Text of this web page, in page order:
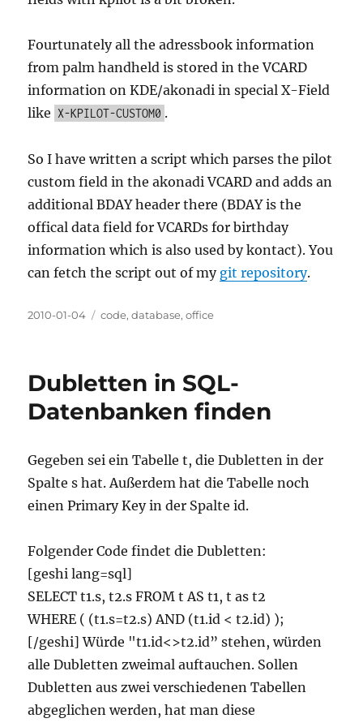
Fourtunately all the adressbook information
from palm handheld is stored in the VCARD
information on KDE/akonadi in special X-Field
like X-KPILOT-CUSTOM0 .
So I have written a script which parses the pilot
custom field in the akonadi VCARD and adds an
additional BDAY header there (BDAY is the
offical data field for VCARDs for birthday
information which is also used by kontact). You
can fetch the script out of my git repository.
Posted
2010-01-04 Categories
code,database,office
Dubletten in SQL-
Datenbanken finden
Gegeben sei ein Tabelle t, die Dubletten in der
Spalte s hat. Außerdem hat die Tabelle noch
einen Primary Key in der Spalte id.
Folgender Code findet die Dubletten:
[geshi lang=sql]
SELECT t1.s, t2.s FROM t AS t1, t as t2
WHERE ( (t1.s=t2.s) AND (t1.id < t2.id) );
[/geshi] Würde "t1.id<>t2.id” stehen, würden
alle Dubletten zweimal auftauchen. Sollen
Dubletten aus zwei verschiedenen Tabellen
abgeglichen werden, hat man diese